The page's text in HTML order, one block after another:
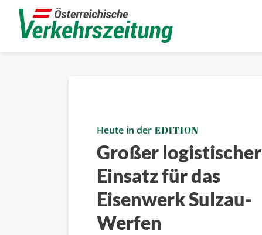
Heute in der EDITION
Großer logistischer
Einsatz für das
Eisenwerk Sulzau-
Werfen